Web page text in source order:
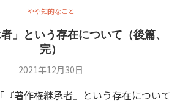
やや知的なこと
」という存在について（後篇、
完）
2021年12月30日
著作権継承者』という存在について